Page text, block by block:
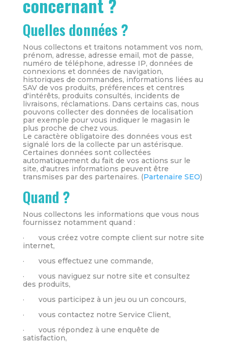
concernant ?
Quelles données ?
Nous collectons et traitons notamment vos nom,
prénom, adresse, adresse email, mot de passe,
numéro de téléphone, adresse IP, données de
connexions et données de navigation,
historiques de commandes, informations liées au
SAV de vos produits, préférences et centres
d'intérêts, produits consultés, incidents de
livraisons, réclamations. Dans certains cas, nous
pouvons collecter des données de localisation
par exemple pour vous indiquer le magasin le
plus proche de chez vous.
Le caractère obligatoire des données vous est
signalé lors de la collecte par un astérisque.
Certaines données sont collectées
automatiquement du fait de vos actions sur le
site, d'autres informations peuvent être
transmises par des partenaires. (Partenaire SEO)
Quand ?
Nous collectons les informations que vous nous
fournissez notamment quand :
· vous créez votre compte client sur notre site
internet,
· vous effectuez une commande,
· vous naviguez sur notre site et consultez
des produits,
· vous participez à un jeu ou un concours,
· vous contactez notre Service Client,
· vous répondez à une enquête de
satisfaction,